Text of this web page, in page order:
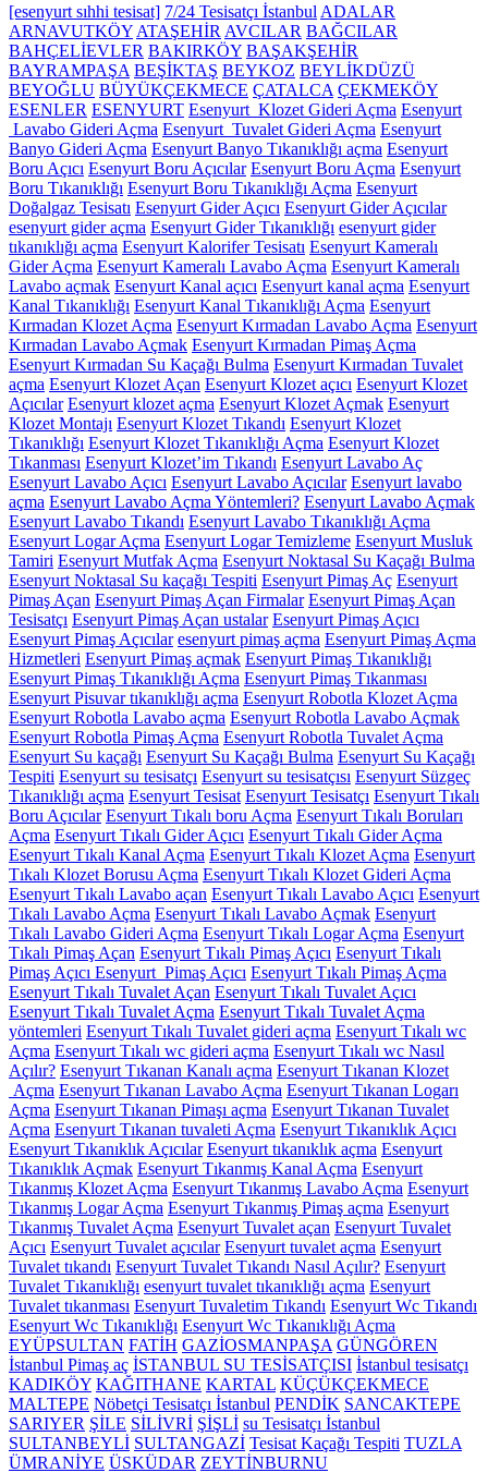
[esenyurt sıhhi tesisat] 7/24 Tesisatçı İstanbul ADALAR
ARNAVUTKÖY ATAŞEHİR AVCILAR BAĞCILAR
BAHÇELİEVLER BAKIRKÖY BAŞAKŞEHİR
BAYRAMPAŞA BEŞİKTAŞ BEYKOZ BEYLİKDÜZÜ
BEYOĞLU BÜYÜKÇEKMECE ÇATALCA ÇEKMEKÖY
ESENLER ESENYURT Esenyurt Klozet Gideri Açma Esenyurt
Lavabo Gideri Açma Esenyurt Tuvalet Gideri Açma Esenyurt
Banyo Gideri Açma Esenyurt Banyo Tıkanıklığı açma Esenyurt
Boru Açıcı Esenyurt Boru Açıcılar Esenyurt Boru Açma Esenyurt
Boru Tıkanıklığı Esenyurt Boru Tıkanıklığı Açma Esenyurt
Doğalgaz Tesisatı Esenyurt Gider Açıcı Esenyurt Gider Açıcılar
esenyurt gider açma Esenyurt Gider Tıkanıklığı esenyurt gider
tıkanıklığı açma Esenyurt Kalorifer Tesisatı Esenyurt Kameralı
Gider Açma Esenyurt Kameralı Lavabo Açma Esenyurt Kameralı
Lavabo açmak Esenyurt Kanal açıcı Esenyurt kanal açma Esenyurt
Kanal Tıkanıklığı Esenyurt Kanal Tıkanıklığı Açma Esenyurt
Kırmadan Klozet Açma Esenyurt Kırmadan Lavabo Açma Esenyurt
Kırmadan Lavabo Açmak Esenyurt Kırmadan Pimaş Açma
Esenyurt Kırmadan Su Kaçağı Bulma Esenyurt Kırmadan Tuvalet
açma Esenyurt Klozet Açan Esenyurt Klozet açıcı Esenyurt Klozet
Açıcılar Esenyurt klozet açma Esenyurt Klozet Açmak Esenyurt
Klozet Montajı Esenyurt Klozet Tıkandı Esenyurt Klozet
Tıkanıklığı Esenyurt Klozet Tıkanıklığı Açma Esenyurt Klozet
Tıkanması Esenyurt Klozet’im Tıkandı Esenyurt Lavabo Aç
Esenyurt Lavabo Açıcı Esenyurt Lavabo Açıcılar Esenyurt lavabo
açma Esenyurt Lavabo Açma Yöntemleri? Esenyurt Lavabo Açmak
Esenyurt Lavabo Tıkandı Esenyurt Lavabo Tıkanıklığı Açma
Esenyurt Logar Açma Esenyurt Logar Temizleme Esenyurt Musluk
Tamiri Esenyurt Mutfak Açma Esenyurt Noktasal Su Kaçağı Bulma
Esenyurt Noktasal Su kaçağı Tespiti Esenyurt Pimaş Aç Esenyurt
Pimaş Açan Esenyurt Pimaş Açan Firmalar Esenyurt Pimaş Açan
Tesisatçı Esenyurt Pimaş Açan ustalar Esenyurt Pimaş Açıcı
Esenyurt Pimaş Açıcılar esenyurt pimaş açma Esenyurt Pimaş Açma
Hizmetleri Esenyurt Pimaş açmak Esenyurt Pimaş Tıkanıklığı
Esenyurt Pimaş Tıkanıklığı Açma Esenyurt Pimaş Tıkanması
Esenyurt Pisuvar tıkanıklığı açma Esenyurt Robotla Klozet Açma
Esenyurt Robotla Lavabo açma Esenyurt Robotla Lavabo Açmak
Esenyurt Robotla Pimaş Açma Esenyurt Robotla Tuvalet Açma
Esenyurt Su kaçağı Esenyurt Su Kaçağı Bulma Esenyurt Su Kaçağı
Tespiti Esenyurt su tesisatçı Esenyurt su tesisatçısı Esenyurt Süzgeç
Tıkanıklığı açma Esenyurt Tesisat Esenyurt Tesisatçı Esenyurt Tıkalı
Boru Açıcılar Esenyurt Tıkalı boru Açma Esenyurt Tıkalı Boruları
Açma Esenyurt Tıkalı Gider Açıcı Esenyurt Tıkalı Gider Açma
Esenyurt Tıkalı Kanal Açma Esenyurt Tıkalı Klozet Açma Esenyurt
Tıkalı Klozet Borusu Açma Esenyurt Tıkalı Klozet Gideri Açma
Esenyurt Tıkalı Lavabo açan Esenyurt Tıkalı Lavabo Açıcı Esenyurt
Tıkalı Lavabo Açma Esenyurt Tıkalı Lavabo Açmak Esenyurt
Tıkalı Lavabo Gideri Açma Esenyurt Tıkalı Logar Açma Esenyurt
Tıkalı Pimaş Açan Esenyurt Tıkalı Pimaş Açıcı Esenyurt Tıkalı
Pimaş Açıcı Esenyurt Pimaş Açıcı Esenyurt Tıkalı Pimaş Açma
Esenyurt Tıkalı Tuvalet Açan Esenyurt Tıkalı Tuvalet Açıcı
Esenyurt Tıkalı Tuvalet Açma Esenyurt Tıkalı Tuvalet Açma
yöntemleri Esenyurt Tıkalı Tuvalet gideri açma Esenyurt Tıkalı wc
Açma Esenyurt Tıkalı wc gideri açma Esenyurt Tıkalı wc Nasıl
Açılır? Esenyurt Tıkanan Kanalı açma Esenyurt Tıkanan Klozet
Açma Esenyurt Tıkanan Lavabo Açma Esenyurt Tıkanan Logarı
Açma Esenyurt Tıkanan Pimaşı açma Esenyurt Tıkanan Tuvalet
Açma Esenyurt Tıkanan tuvaleti Açma Esenyurt Tıkanıklık Açıcı
Esenyurt Tıkanıklık Açıcılar Esenyurt tıkanıklık açma Esenyurt
Tıkanıklık Açmak Esenyurt Tıkanmış Kanal Açma Esenyurt
Tıkanmış Klozet Açma Esenyurt Tıkanmış Lavabo Açma Esenyurt
Tıkanmış Logar Açma Esenyurt Tıkanmış Pimaş açma Esenyurt
Tıkanmış Tuvalet Açma Esenyurt Tuvalet açan Esenyurt Tuvalet
Açıcı Esenyurt Tuvalet açıcılar Esenyurt tuvalet açma Esenyurt
Tuvalet tıkandı Esenyurt Tuvalet Tıkandı Nasıl Açılır? Esenyurt
Tuvalet Tıkanıklığı esenyurt tuvalet tıkanıklığı açma Esenyurt
Tuvalet tıkanması Esenyurt Tuvaletim Tıkandı Esenyurt Wc Tıkandı
Esenyurt Wc Tıkanıklığı Esenyurt Wc Tıkanıklığı Açma
EYÜPSULTAN FATİH GAZİOSMANPAŞA GÜNGÖREN
İstanbul Pimaş aç İSTANBUL SU TESİSATÇISI İstanbul tesisatçı
KADIKÖY KAĞITHANE KARTAL KÜÇÜKÇEKMECE
MALTEPE Nöbetçi Tesisatçı İstanbul PENDİK SANCAKTEPE
SARIYER ŞİLE SİLİVRİ ŞİŞLİ su Tesisatçı İstanbul
SULTANBEYLİ SULTANGAZİ Tesisat Kaçağı Tespiti TUZLA
ÜMRANİYE ÜSKÜDAR ZEYTİNBURNU